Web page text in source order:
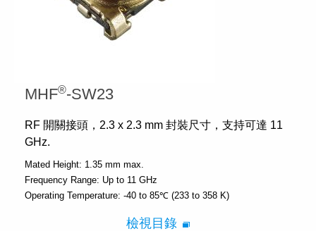
MHF®-SW23
RF 開關接頭，2.3 x 2.3 mm 封裝尺寸，支持可達 11
GHz.
Mated Height: 1.35 mm max.
Frequency Range: Up to 11 GHz
Operating Temperature: -40 to 85℃ (233 to 358 K)
檢視目錄